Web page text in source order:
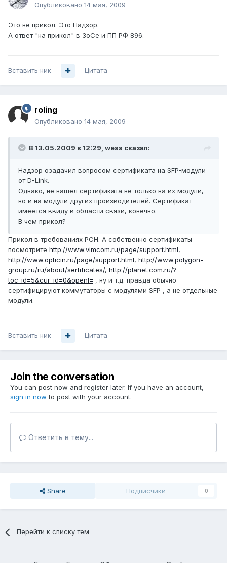
Опубликовано 14 мая, 2009
Это не прикол. Это Надзор.
А ответ "на прикол" в ЗоСе и ПП РФ 896.
Вставить ник Цитата
roling
Опубликовано 14 мая, 2009
В 13.05.2009 в 12:29, wess сказал:
Надзор озадачил вопросом сертификата на SFP-модули
от D-Link.
Однако, не нашел сертификата не только на их модули,
но и на модули других производителей. Сертификат
имеется ввиду в области связи, конечно.
В чем прикол?
Прикол в требованиях РСН. А собственно сертификаты
посмотрите http://www.vimcom.ru/page/support.html,
http://www.opticin.ru/page/support.html, http://www.polygon-
group.ru/ru/about/sertificates/, http://planet.com.ru/?
toc_id=5&cur_id=0&openl= , ну и т.д. правда обычно
сертифицируют коммутаторы с модулями SFP , а не отдельные
модули.
Вставить ник Цитата
Join the conversation
You can post now and register later. If you have an account,
sign in now to post with your account.
Ответить в тему...
Share Подписчики 0
Перейти к списку тем